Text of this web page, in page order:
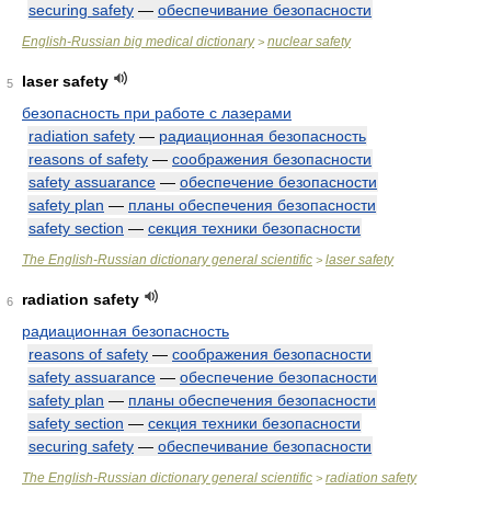
securing safety — обеспечивание безопасности
English-Russian big medical dictionary> nuclear safety
5
laser safety
безопасность при работе с лазерами
radiation safety — радиационная безопасность
reasons of safety — соображения безопасности
safety assuarance — обеспечение безопасности
safety plan — планы обеспечения безопасности
safety section — секция техники безопасности
The English-Russian dictionary general scientific > laser safety
6
radiation safety
радиационная безопасность
reasons of safety — соображения безопасности
safety assuarance — обеспечение безопасности
safety plan — планы обеспечения безопасности
safety section — секция техники безопасности
securing safety — обеспечивание безопасности
The English-Russian dictionary general scientific > radiation safety